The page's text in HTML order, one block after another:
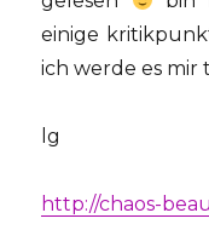
einige
ich werde es
lg
http://chaos-